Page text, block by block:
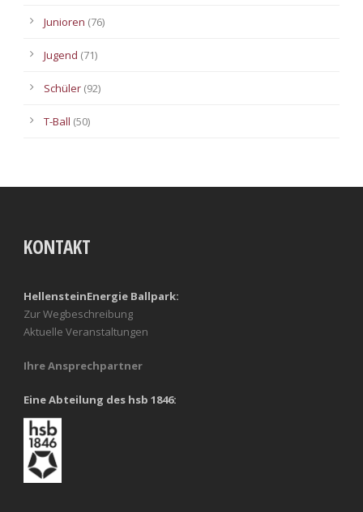
Junioren (76)
Jugend (71)
Schüler (92)
T-Ball (50)
KONTAKT
HellensteinEnergie Ballpark:
Zur Wegbeschreibung
Aktuelle Veranstaltungen
Ihre Ansprechpartner
Eine Abteilung des hsb 1846: